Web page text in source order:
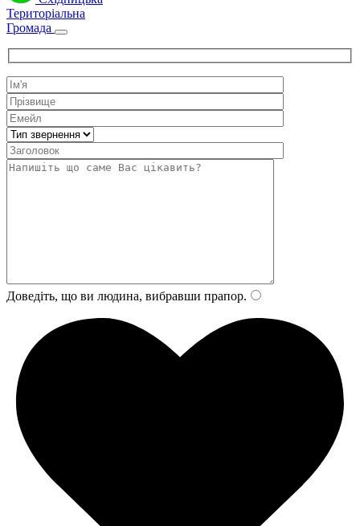
Територіальна
Громада
Доведіть, що ви людина, вибравши прапор.